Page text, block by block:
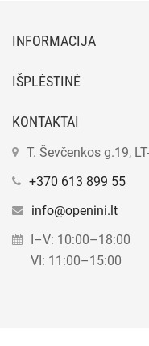
INFORMACIJA
IŠPLĖSTINĖ
KONTAKTAI
T. Ševčenkos g.19,
+370 613 899 55
info@openini.lt
I–V: 10:00–18:00
VI: 11:00–15:00